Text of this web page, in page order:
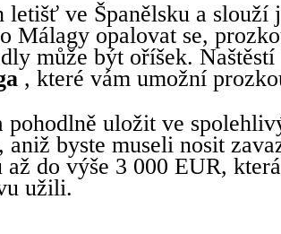
ve Španělsku a
opalovat se,
může být oříšek.
, které vám umožní
pohodlně uložit ve
byste museli nosit
do výše 3 000 EUR,
užili.